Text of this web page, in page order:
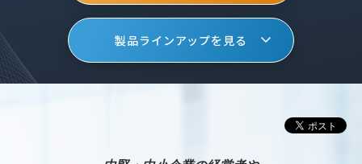
製品ラインアップを見る